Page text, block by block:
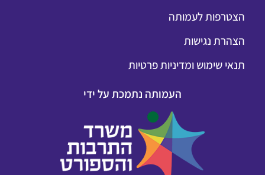
הצטרפות לעמותה
הצהרת נגישות
תנאי שימוש ומדיניות פרטיות
העמותה נתמכת על ידי